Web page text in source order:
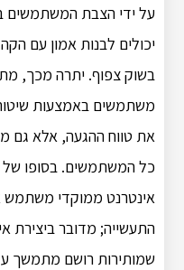
על ידי הצבת המשתמשים
יכולים לבנות אמון עם
בשוק צפוף.יתרה מכך,
משתמשים באמצעות
את טווח ההגעה, אלא גם
כל המשתמשים.בסופו של
אינטרנט ממוקדי משתמש
התעשייה; מדובר ביצירת
שמותירות רושם מתמשך